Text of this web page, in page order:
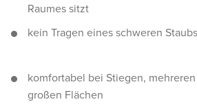
Raumes sitzt
kein Tragen eines schweren
komfortabel bei Stiegen,
großen Flächen